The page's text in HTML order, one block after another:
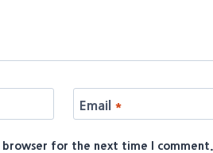
Email *
browser for the next time I comment.